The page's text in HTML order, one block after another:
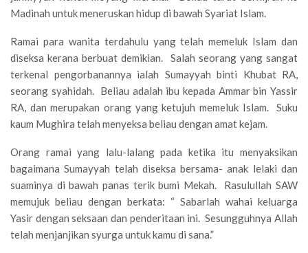
Madinah untuk meneruskan hidup di bawah Syariat Islam.
Ramai para wanita terdahulu yang telah memeluk Islam dan
diseksa kerana berbuat demikian. Salah seorang yang sangat
terkenal pengorbanannya ialah Sumayyah binti Khubat RA,
seorang syahidah. Beliau adalah ibu kepada Ammar bin Yassir
RA, dan merupakan orang yang ketujuh memeluk Islam. Suku
kaum Mughira telah menyeksa beliau dengan amat kejam.
Orang ramai yang lalu-lalang pada ketika itu menyaksikan
bagaimana Sumayyah telah diseksa bersama- anak lelaki dan
suaminya di bawah panas terik bumi Mekah. Rasulullah SAW
memujuk beliau dengan berkata: “ Sabarlah wahai keluarga
Yasir dengan seksaan dan penderitaan ini. Sesungguhnya Allah
telah menjanjikan syurga untuk kamu di sana.”